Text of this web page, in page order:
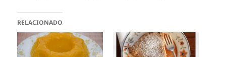
RELACIONADO